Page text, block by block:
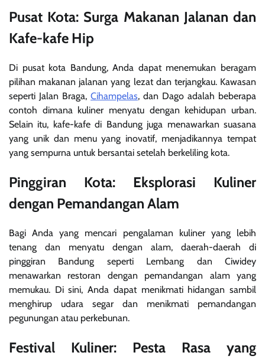
Pusat Kota: Surga Makanan Jalanan dan
Kafe-kafe Hip
Di pusat kota Bandung, Anda dapat menemukan beragam
pilihan makanan jalanan yang lezat dan terjangkau. Kawasan
seperti Jalan Braga, Cihampelas, dan Dago adalah beberapa
contoh dimana kuliner menyatu dengan kehidupan urban.
Selain itu, kafe-kafe di Bandung juga menawarkan suasana
yang unik dan menu yang inovatif, menjadikannya tempat
yang sempurna untuk bersantai setelah berkeliling kota.
Pinggiran Kota: Eksplorasi Kuliner
dengan Pemandangan Alam
Bagi Anda yang mencari pengalaman kuliner yang lebih
tenang dan menyatu dengan alam, daerah-daerah di
pinggiran Bandung seperti Lembang dan Ciwidey
menawarkan restoran dengan pemandangan alam yang
memukau. Di sini, Anda dapat menikmati hidangan sambil
menghirup udara segar dan menikmati pemandangan
pegunungan atau perkebunan.
Festival Kuliner: Pesta Rasa yang